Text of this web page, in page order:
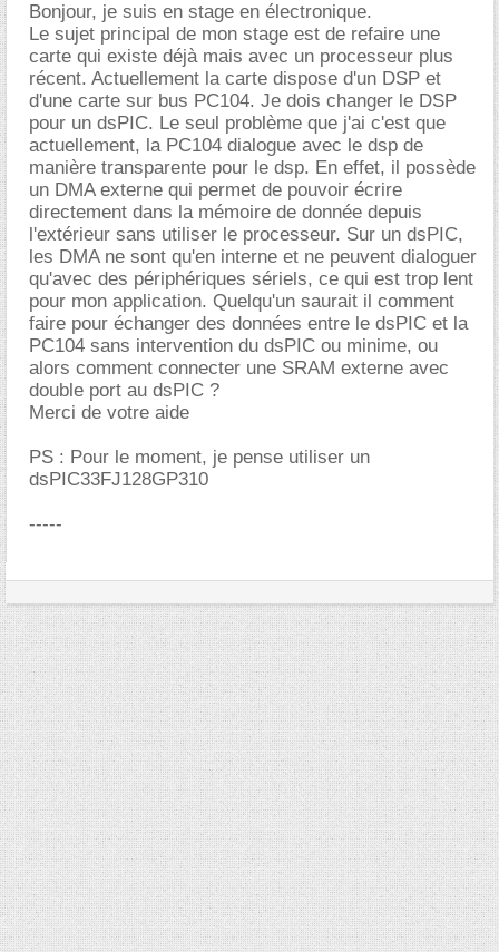
Bonjour, je suis en stage en électronique.
Le sujet principal de mon stage est de refaire une
carte qui existe déjà mais avec un processeur plus
récent. Actuellement la carte dispose d'un DSP et
d'une carte sur bus PC104. Je dois changer le DSP
pour un dsPIC. Le seul problème que j'ai c'est que
actuellement, la PC104 dialogue avec le dsp de
manière transparente pour le dsp. En effet, il possède
un DMA externe qui permet de pouvoir écrire
directement dans la mémoire de donnée depuis
l'extérieur sans utiliser le processeur. Sur un dsPIC,
les DMA ne sont qu'en interne et ne peuvent dialoguer
qu'avec des périphériques sériels, ce qui est trop lent
pour mon application. Quelqu'un saurait il comment
faire pour échanger des données entre le dsPIC et la
PC104 sans intervention du dsPIC ou minime, ou
alors comment connecter une SRAM externe avec
double port au dsPIC ?
Merci de votre aide
PS : Pour le moment, je pense utiliser un
dsPIC33FJ128GP310
-----